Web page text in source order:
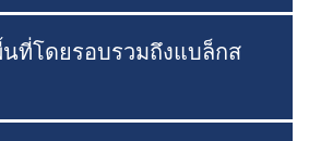
ที่โดยรอบรวมถึงแบล็กส